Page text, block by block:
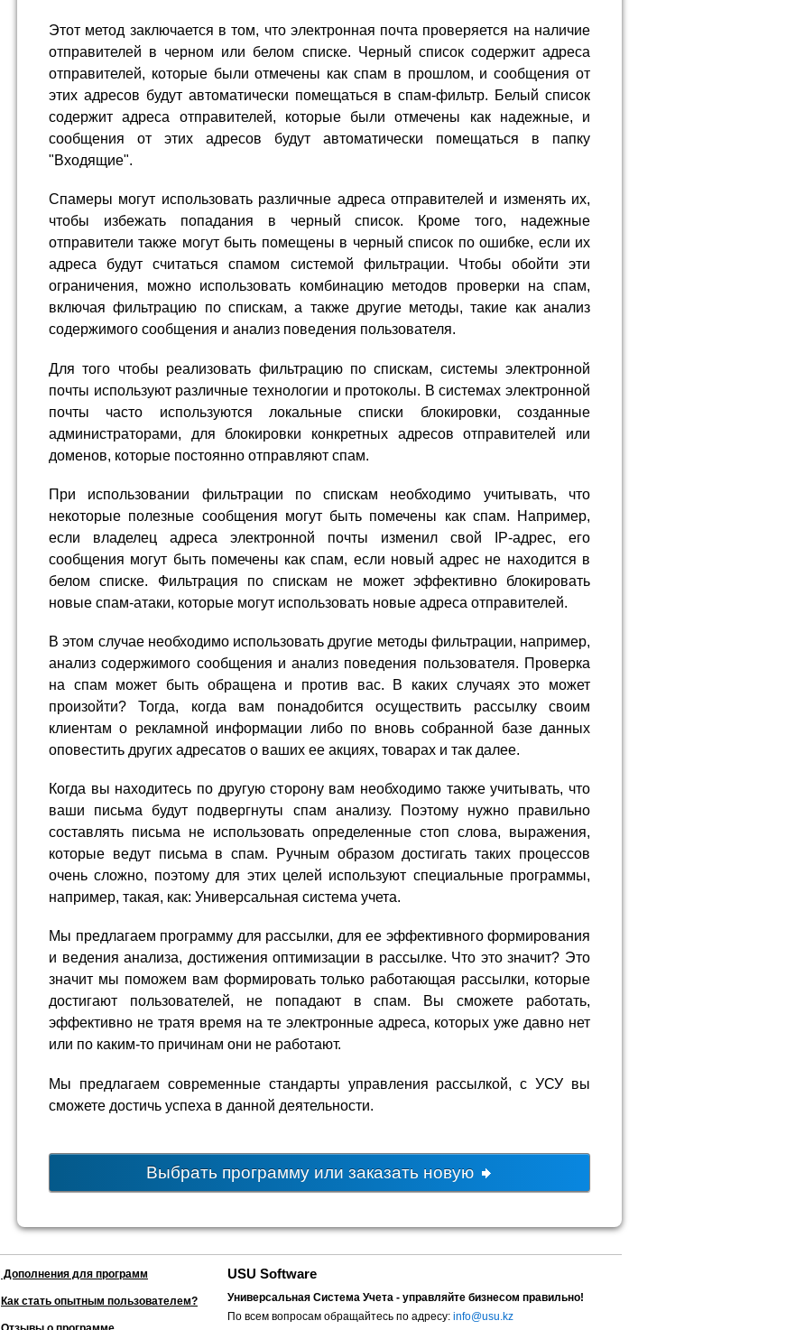
Этот метод заключается в том, что электронная почта проверяется на наличие
отправителей в черном или белом списке. Черный список содержит адреса
отправителей, которые были отмечены как спам в прошлом, и сообщения от
этих адресов будут автоматически помещаться в спам-фильтр. Белый список
содержит адреса отправителей, которые были отмечены как надежные, и
сообщения от этих адресов будут автоматически помещаться в папку
"Входящие".
Спамеры могут использовать различные адреса отправителей и изменять их,
чтобы избежать попадания в черный список. Кроме того, надежные
отправители также могут быть помещены в черный список по ошибке, если их
адреса будут считаться спамом системой фильтрации. Чтобы обойти эти
ограничения, можно использовать комбинацию методов проверки на спам,
включая фильтрацию по спискам, а также другие методы, такие как анализ
содержимого сообщения и анализ поведения пользователя.
Для того чтобы реализовать фильтрацию по спискам, системы электронной
почты используют различные технологии и протоколы. В системах электронной
почты часто используются локальные списки блокировки, созданные
администраторами, для блокировки конкретных адресов отправителей или
доменов, которые постоянно отправляют спам.
При использовании фильтрации по спискам необходимо учитывать, что
некоторые полезные сообщения могут быть помечены как спам. Например,
если владелец адреса электронной почты изменил свой IP-адрес, его
сообщения могут быть помечены как спам, если новый адрес не находится в
белом списке. Фильтрация по спискам не может эффективно блокировать
новые спам-атаки, которые могут использовать новые адреса отправителей.
В этом случае необходимо использовать другие методы фильтрации, например,
анализ содержимого сообщения и анализ поведения пользователя. Проверка
на спам может быть обращена и против вас. В каких случаях это может
произойти? Тогда, когда вам понадобится осуществить рассылку своим
клиентам о рекламной информации либо по вновь собранной базе данных
оповестить других адресатов о ваших ее акциях, товарах и так далее.
Когда вы находитесь по другую сторону вам необходимо также учитывать, что
ваши письма будут подвергнуты спам анализу. Поэтому нужно правильно
составлять письма не использовать определенные стоп слова, выражения,
которые ведут письма в спам. Ручным образом достигать таких процессов
очень сложно, поэтому для этих целей используют специальные программы,
например, такая, как: Универсальная система учета.
Мы предлагаем программу для рассылки, для ее эффективного формирования
и ведения анализа, достижения оптимизации в рассылке. Что это значит? Это
значит мы поможем вам формировать только работающая рассылки, которые
достигают пользователей, не попадают в спам. Вы сможете работать,
эффективно не тратя время на те электронные адреса, которых уже давно нет
или по каким-то причинам они не работают.
Мы предлагаем современные стандарты управления рассылкой, с УСУ вы
сможете достичь успеха в данной деятельности.
Выбрать программу или заказать новую
Дополнения для программ
Как стать опытным пользователем?
USU Software
Универсальная Система Учета - управляйте бизнесом правильно!
По всем вопросам обращайтесь по адресу: info@usu.kz